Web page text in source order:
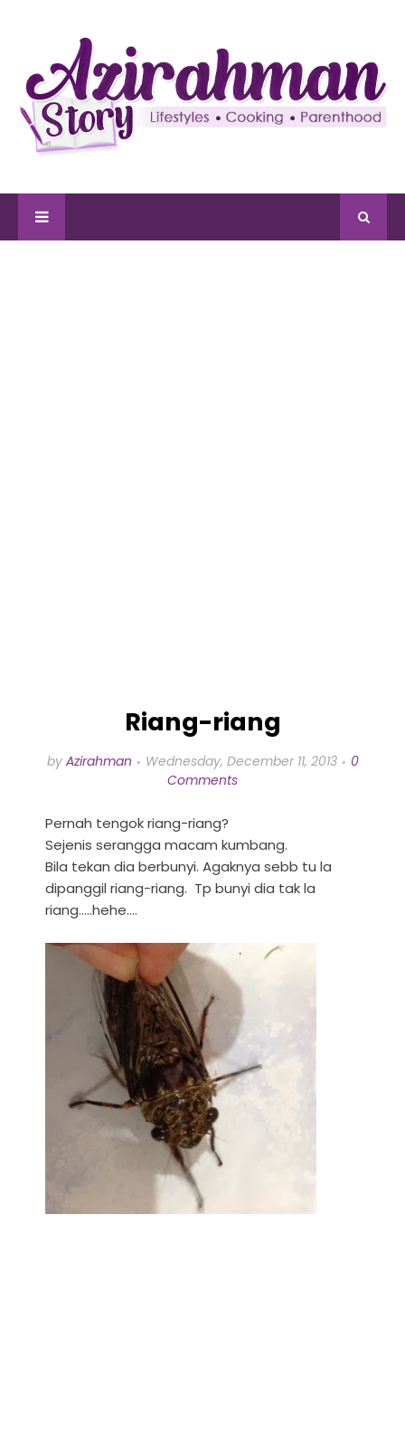
Riang-riang
by Azirahman Wednesday, December 11, 2013
0
Comments
Pernah tengok riang-riang?
Sejenis serangga macam kumbang.
Bila tekan dia berbunyi. Agaknya sebb tu la
dipanggil riang-riang. Tp bunyi dia tak la
riang.....hehe....